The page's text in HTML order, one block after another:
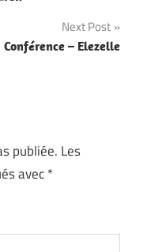
Next Post
Conférence – Elezelle
publiée. Les
avec*